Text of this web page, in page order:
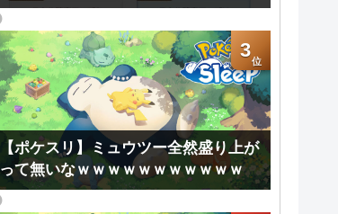
3
【ポケスリ】ミュウツー全然盛り上が
って無いなｗｗｗｗｗｗｗｗｗｗｗ